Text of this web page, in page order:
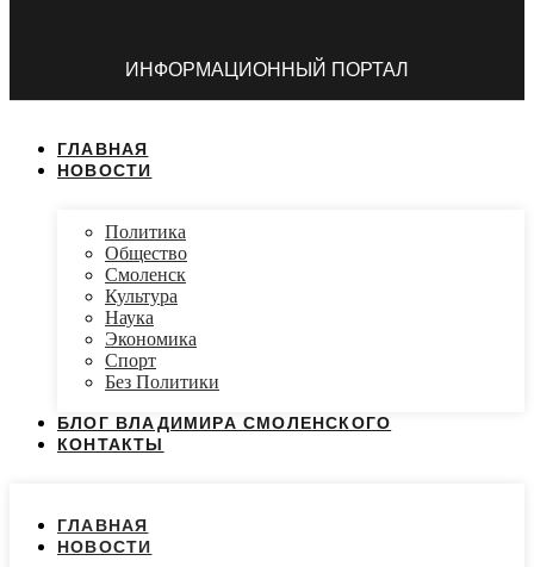
ИНФОРМАЦИОННЫЙ ПОРТАЛ
ГЛАВНАЯ
НОВОСТИ
Политика
Общество
Смоленск
Культура
Наука
Экономика
Спорт
Без Политики
БЛОГ ВЛАДИМИРА СМОЛЕНСКОГО
КОНТАКТЫ
ГЛАВНАЯ
НОВОСТИ